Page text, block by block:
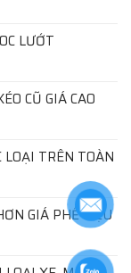
LƯỚT
CŨ GIÁ CAO
LOẠI TRÊN TOÀN
GIÁ PHẾ LIỆU